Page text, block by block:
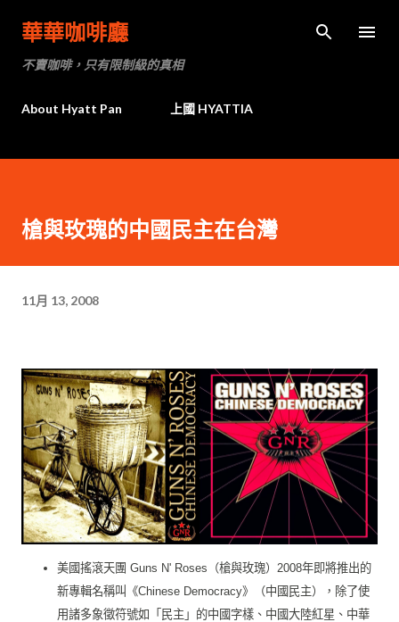
華華咖啡廳
不賣咖啡，只有限制級的真相
About Hyatt Pan 上國 HYATTIA
槍與玫瑰的中國民主在台灣
11月 13, 2008
美國搖滾天團 Guns N' Roses（槍與玫瑰）2008年即將推出的
新專輯名稱叫《Chinese Democracy》（中國民主），除了使
用諸多象徵符號如「民主」的中國字樣、中國大陸紅星、中華